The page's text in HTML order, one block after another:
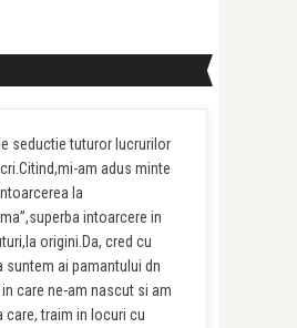
seductie tuturor lucrurilor
am adus minte
la
intoarcere in
origini.Da, cred cu
suntem ai pamantului dn
care ne-am nascut si am
care, traim in locuri cu